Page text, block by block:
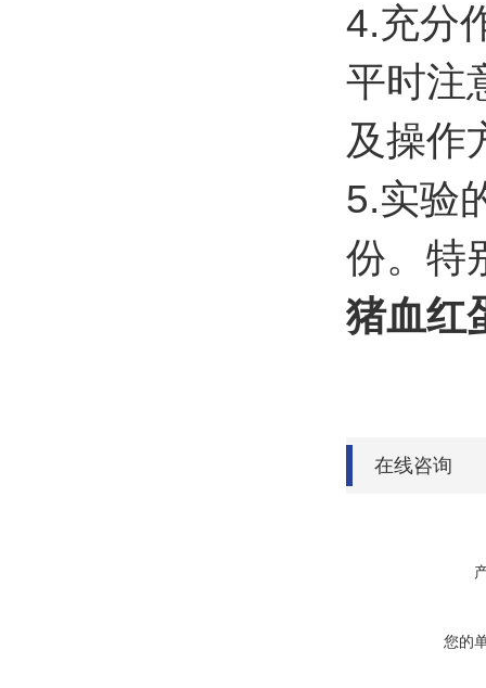
4.充分
平时注
及操作
5.实验
份。特
猪血红
在线咨询
您的